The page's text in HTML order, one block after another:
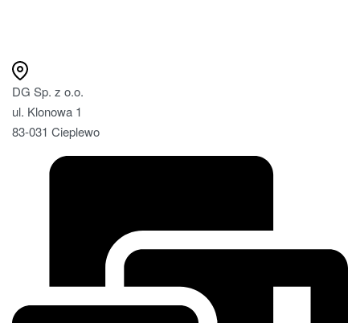
DG Sp. z o.o.
ul. Klonowa 1
83-031 Cieplewo